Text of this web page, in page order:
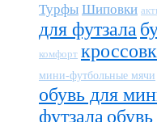
Турфы Шиповки
для футзала
комфорт
мини-футбольные мячи
обувь для
футзала